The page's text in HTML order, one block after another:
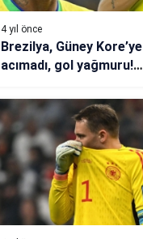
4 yıl önce
Brezilya, Güney Kore’ye
acımadı, gol yağmuru!
Korktum, uyuyamadım